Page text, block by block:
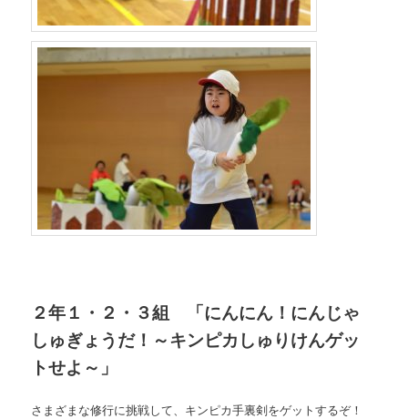
２年１・２・３組 「にんにん！にんじゃ
しゅぎょうだ！～キンピカしゅりけんゲッ
トせよ～」
さまざまな修行に挑戦して、キンピカ手裏剣をゲットするぞ！